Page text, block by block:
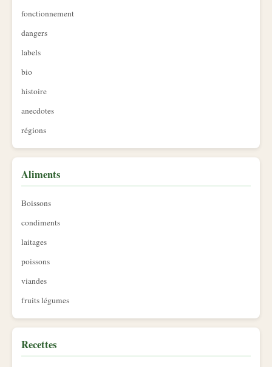
fonctionnement
dangers
labels
bio
histoire
anecdotes
régions
Aliments
Boissons
condiments
laitages
poissons
viandes
fruits légumes
Recettes